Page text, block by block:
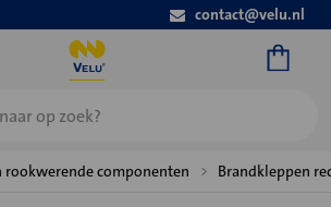
contact@velu.nl
rookwerende componenten Brandkleppen